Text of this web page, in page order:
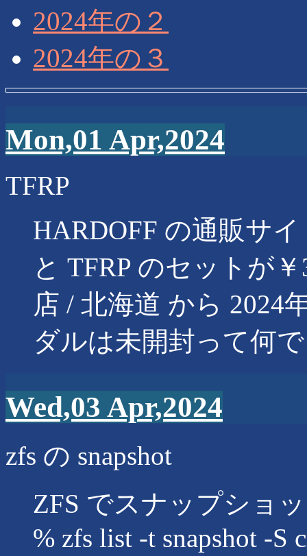
2024年の２
2024年の３
Mon,01 Apr,2024
TFRP
HARDOFF の通販サ
と TFRP のセットが
店 / 北海道 から 2024
ダルは未開封って何
Wed,03 Apr,2024
zfs の snapshot
ZFS でスナップショ
% zfs list -t snapshot -S